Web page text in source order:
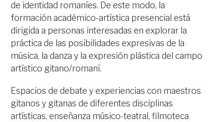
de identidad romaníes. De este modo, la
formación académico-artística presencial está
dirigida a personas interesadas en explorar la
práctica de las posibilidades expresivas de la
música, la danza y la expresión plástica del campo
artístico gitano/romaní.
Espacios de debate y experiencias con maestros
gitanos y gitanas de diferentes disciplinas
artísticas, enseñanza músico-teatral, filmoteca